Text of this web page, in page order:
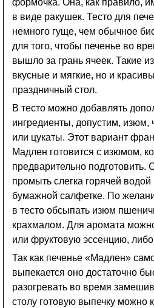
формочка. Она, как правило,
в виде ракушек. Тесто для
немного гуще, чем обычное
для того, чтобы печенье во
вышло за грань ячеек. Такие
вкусные и мягкие, но и
праздничный стол.
В тесто можно добавлять
ингредиенты, допустим, изюм,
или цукаты. Этот вариант
Мадлен готовится с изюмом,
предварительно подготовить.
промыть слегка горячей
бумажной салфетке. По
в тесто обсыпать изюм
крахмалом. Для аромата
или фруктовую эссенцию,
Так как печенье «Мадлен»
выпекается оно достаточно
разогревать во время
столу готовую выпечку можно